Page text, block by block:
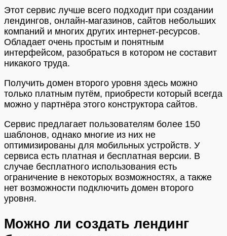
Этот сервис лучше всего подходит при создании
лендингов, онлайн-магазинов, сайтов небольших
компаний и многих других интернет-ресурсов.
Обладает очень простым и понятным
интерфейсом, разобраться в котором не составит
никакого труда.
Получить домен второго уровня здесь можно
только платным путём, приобрести который всегда
можно у партнёра этого конструктора сайтов.
Сервис предлагает пользователям более 150
шаблонов, однако многие из них не
оптимизированы для мобильных устройств. У
сервиса есть платная и бесплатная версии. В
случае бесплатного использования есть
ограничение в некоторых возможностях, а также
нет возможности подключить домен второго
уровня.
Можно ли создать лендинг